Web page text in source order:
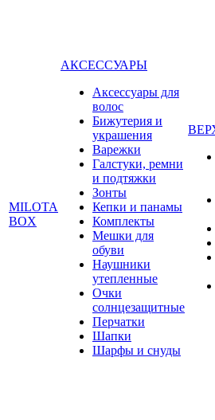
MILOTA
BOX
АКСЕССУАРЫ
Аксессуары для
волос
Бижутерия и
украшения
Варежки
Галстуки, ремни
и подтяжки
Зонты
Кепки и панамы
Комплекты
Мешки для
обуви
Наушники
утепленные
Очки
солнцезащитные
Перчатки
Шапки
Шарфы и снуды